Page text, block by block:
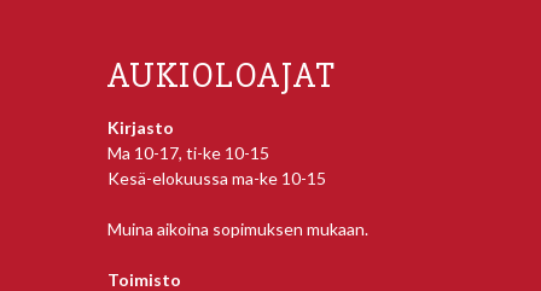
AUKIOLOAJAT
Kirjasto
Ma 10-17, ti-ke 10-15
Kesä-elokuussa ma-ke 10-15
Muina aikoina sopimuksen mukaan.
Toimisto